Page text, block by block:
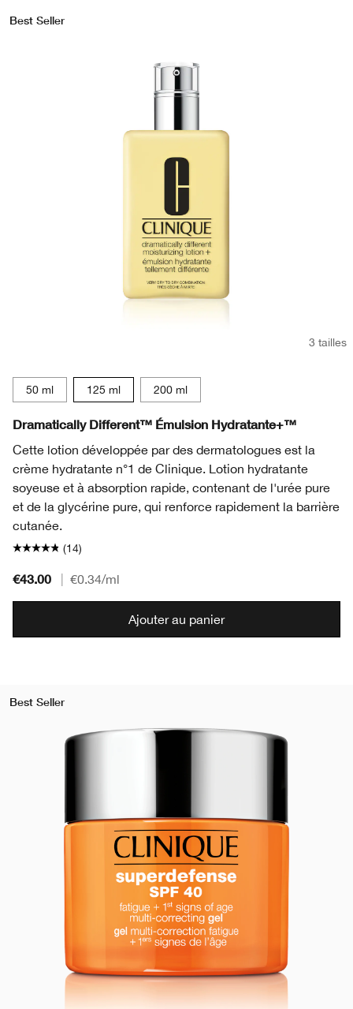
Best Seller
3 tailles
50 ml 125 ml 200 ml
Dramatically Different™ Émulsion Hydratante+™
Cette lotion développée par des dermatologues est la
crème hydratante n°1 de Clinique. Lotion hydratante
soyeuse et à absorption rapide, contenant de l'urée pure
et de la glycérine pure, qui renforce rapidement la barrière
cutanée.
(14)
€43.00 €0.34/ml
Ajouter au panier
Best Seller